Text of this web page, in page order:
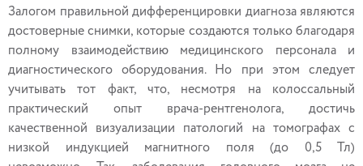
Залогом правильной дифференцировки диагноза являются
достоверные снимки, которые создаются только благодаря
полному взаимодействию медицинского персонала и
диагностического оборудования. Но при этом следует
учитывать тот факт, что, несмотря на колоссальный
практический опыт врача-рентгенолога, достичь
качественной визуализации патологий на томографах с
низкой индукцией магнитного поля (до 0,5 Тл)